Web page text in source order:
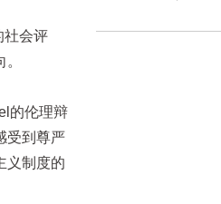
社会评
的伦理辩
受到尊严
义制度的